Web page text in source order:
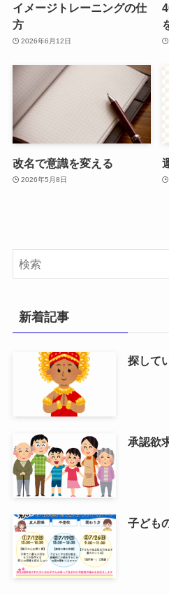
イメージトレーニングの仕
方
2026年6月12日
改名で意識を変える
2026年5月8日
新着記事
探して
承認欲
子ども